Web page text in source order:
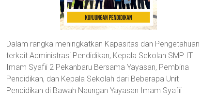
Dalam rangka meningkatkan Kapasitas dan Pengetahuan
terkait Administrasi Pendidikan, Kepala Sekolah SMP IT
Imam Syafii 2 Pekanbaru Bersama Yayasan, Pembina
Pendidikan, dan Kepala Sekolah dari Beberapa Unit
Pendidikan di Bawah Naungan Yayasan Imam Syafii